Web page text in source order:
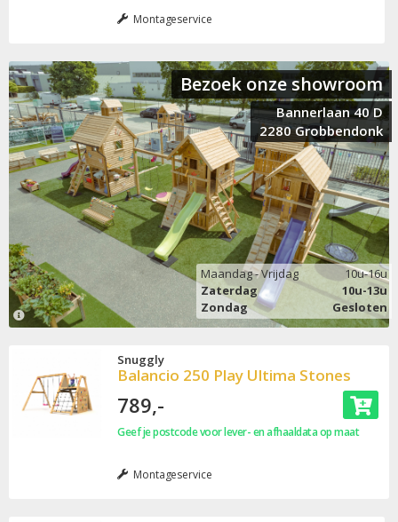
Montageservice
Bezoek onze showroom
Bannerlaan 40 D
2280 Grobbendonk
Maandag - Vrijdag
10u-16u
Zaterdag
10u-13u
Zondag
Gesloten
Snuggly
Balancio 250 Play Ultima Stones
789,-
Geef je postcode voor lever- en afhaaldata op maat
Montageservice